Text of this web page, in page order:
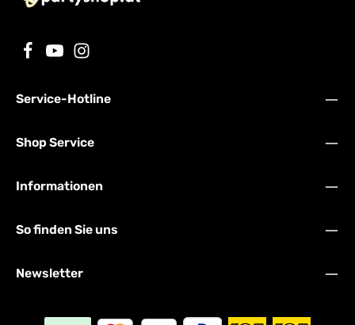
Service-Hotline
Shop Service
Informationen
So finden Sie uns
Newsletter